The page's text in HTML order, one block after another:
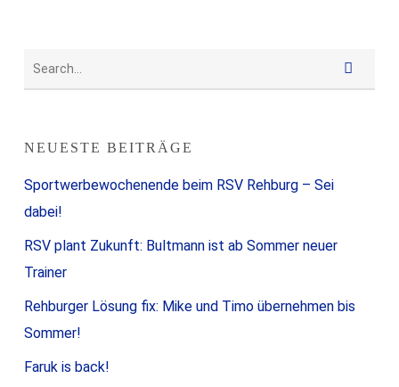
NEUESTE BEITRÄGE
Sportwerbewochenende beim RSV Rehburg – Sei
dabei!
RSV plant Zukunft: Bultmann ist ab Sommer neuer
Trainer
Rehburger Lösung fix: Mike und Timo übernehmen bis
Sommer!
Faruk is back!